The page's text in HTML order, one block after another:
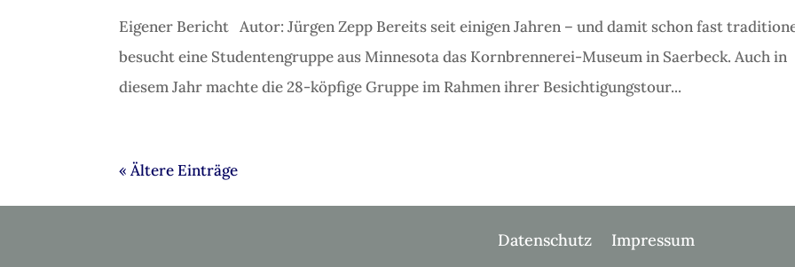
Eigener Bericht Autor: Jürgen Zepp Bereits seit einigen Jahren – und damit schon fast
besucht eine Studentengruppe aus Minnesota das Kornbrennerei-Museum in Saerbeck. Auch in
diesem Jahr machte die 28-köpfige Gruppe im Rahmen ihrer Besichtigungstour...
« Ältere Einträge
Datenschutz Impressum